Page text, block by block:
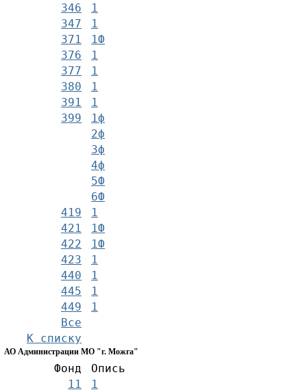
346
1
347
1
371
1Ф
376
1
377
1
380
1
391
1
399
1ф
2ф
3ф
4ф
5Ф
6Ф
419
1
421
1Ф
422
1Ф
423
1
440
1
445
1
449
1
Все
К списку
АО Администрации МО "г. Можга"
Фонд
Опись
11
1